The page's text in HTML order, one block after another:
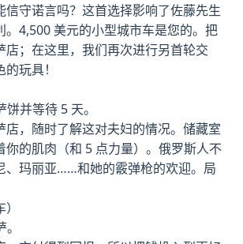
信守诺言吗？这首选择影响了佐藤先生
。4,500 美元的小型城市车是您的。把
店；在这里，我们再次进行另首轮交
玩具！
并等待 5 天。
店，随时了解这对夫妇的情况。储藏室
你的肌肉（和 5 点力量）。俄罗斯人不
、玛丽亚……和她的霰弹枪的欢迎。局